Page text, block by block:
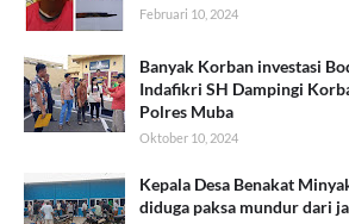
Februari 10, 2024
Banyak Korban investasi
Indafikri SH Dampingi
Polres Muba
Oktober 10, 2024
Kepala Desa Benakat
diduga paksa mundur dari